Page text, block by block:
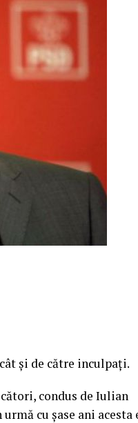
şi de către inculpaţi.
condus de Iulian
cu şase ani acesta